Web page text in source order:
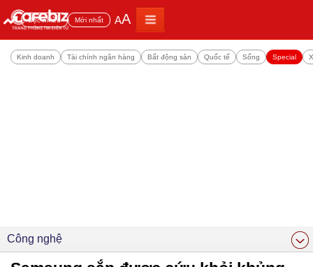
Đọc nhiều Mới nhất AA
Kinh doanh Tài chính ngân hàng Bất động sản Quốc tế Sống Special
Công nghệ